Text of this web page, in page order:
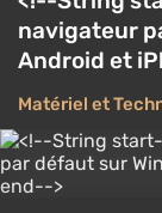
navigateur
Android et
Matériel et